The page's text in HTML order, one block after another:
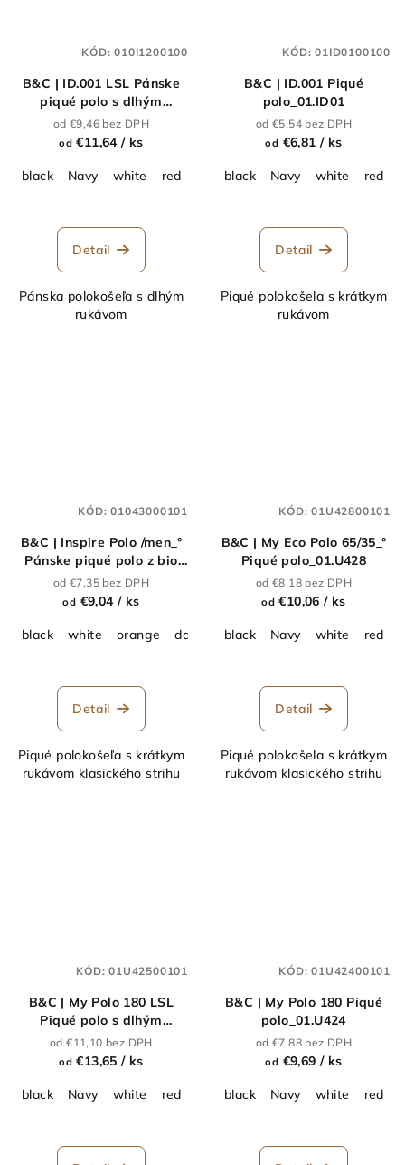
B&C | ID.001 LSL Pánske
piqué polo s dlhým
rukávom_01.0I12
od €9,46 bez DPH
od €11,64/ ks
black Navy white red orange royal blue Heather
Detail
Pánska polokošeľa s dlhým
rukávom
KÓD:010I1200100
B&C | ID.001 Piqué
polo_01.ID01
od €5,54 bez DPH
od €6,81 / ks
black Navy white red
Detail
Piqué polokošeľa s krátkym
rukávom
KÓD:01ID0100100
B&C | Inspire Polo /men_°
Pánske piqué polo z bio
bavlny_01.043
od €7,35 bez DPH
od €9,04 / ks
black white orange dark grey Heather Grey Bottle
Detail
Piqué polokošeľa s krátkym
rukávom klasického strihu
KÓD:01043000101
B&C | My Eco Polo 65/35_°
Piqué polo_01.U428
od €8,18 bez DPH
od €10,06/ ks
black Navy white red
Detail
Piqué polokošeľa s krátkym
rukávom klasického strihu
KÓD:01U42800101
B&C | My Polo 180 LSL
Piqué polo s dlhým
rukávom_01.U425
od €11,10 bez DPH
od €13,65/ ks
black Navy white red royal blue dark grey burgundy
KÓD:01U42500101
B&C | My Polo 180 Piqué
polo_01.U424
od €7,88 bez DPH
od €9,69 / ks
black Navy white red
KÓD:01U42400101